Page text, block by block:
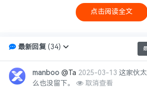
本站申明
客发现请投诉举报
2、本论坛的资源部分来源于网络，如有侵权，
行删除处理。
3、不得发布和链接任何有关政治, 色情, 宗教,
点击阅读全文
最新回复( 34)
manboo @Ta 2025-03-13 这家伙
么也没留下。
取消查看